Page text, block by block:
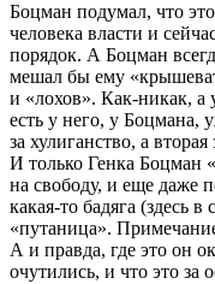
Боцман подумал, что
человека власти и
порядок. А Боцман
мешал бы ему
и «лохов». Как-никак, а
есть у него, у Боцмана,
за хулиганство, а
И только Генка Боцман
на свободу, и еще даже
какая-то бадяга (здесь
«путаница».
А и правда, где это он
очутились, и что это за